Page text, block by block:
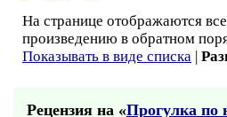
На странице отображаются
произведению в обратном
Показывать в виде списка |
Рецензия на «Прогулка по